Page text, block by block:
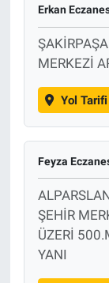
Erkan
MERKEZİ
Yol
Feyza
ŞEHİR
ÜZERİ
YANI